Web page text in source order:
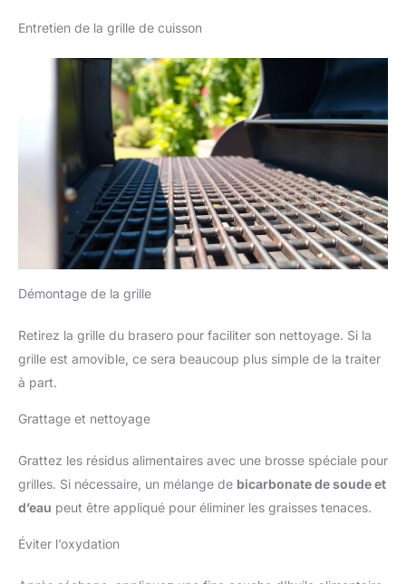
Entretien de la grille de cuisson
Démontage de la grille
Retirez la grille du brasero pour faciliter son nettoyage. Si la
grille est amovible, ce sera beaucoup plus simple de la traiter
à part.
Grattage et nettoyage
Grattez les résidus alimentaires avec une brosse spéciale pour
grilles. Si nécessaire, un mélange de bicarbonate de soude et
d’eau peut être appliqué pour éliminer les graisses tenaces.
Éviter l’oxydation